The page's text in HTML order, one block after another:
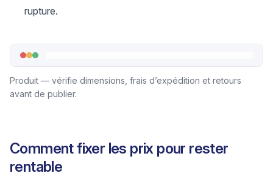
rupture.
Produit — vérifie dimensions, frais d’expédition et retours
avant de publier.
Comment fixer les prix pour rester
rentable